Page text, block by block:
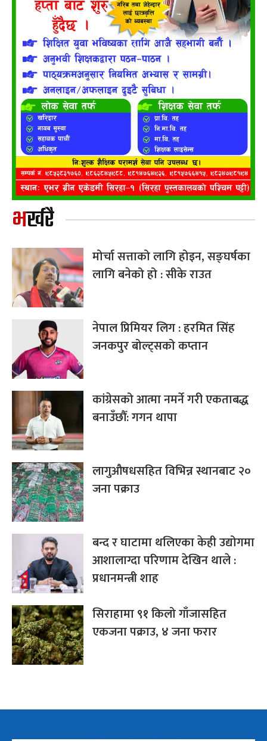
भर्खरै
मोर्चा सत्ताको लागि होइन, सङ्घर्षका
लागि बनेको हो : सीके राउत
नेपाल प्रिमियर लिग : हरमित सिंह
जनकपुर बोल्ट्सको कप्तान
कांग्रेसको आत्मा नमर्ने गरी एकताबद्ध
बनाउँछौँ: गगन थापा
लागुऔषधसहित विभिन्न स्थानबाट २०
जना पक्राउ
बन्द र घाटामा थलिएका केही उद्योगमा
आशालाग्दा परिणाम देखिन थाले :
प्रधानमन्त्री शाह
सिराहामा ९१ किलो गाँजासहित
एकजना पक्राउ, ४ जना फरार